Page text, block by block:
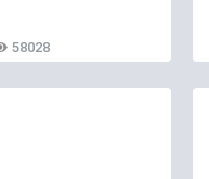
58028